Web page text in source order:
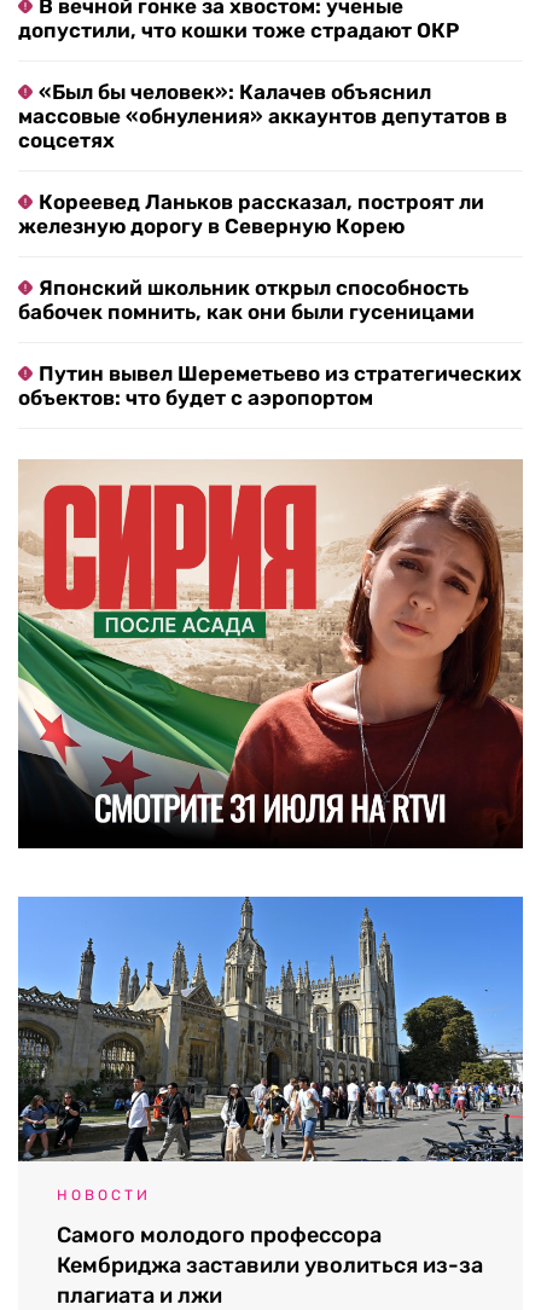
В вечной гонке за хвостом: ученые
допустили, что кошки тоже страдают ОКР
«Был бы человек»: Калачев объяснил
массовые «обнуления» аккаунтов депутатов в
соцсетях
Кореевед Ланьков рассказал, построят ли
железную дорогу в Северную Корею
Японский школьник открыл способность
бабочек помнить, как они были гусеницами
Путин вывел Шереметьево из стратегических
объектов: что будет с аэропортом
НОВОСТИ
Самого молодого профессора
Кембриджа заставили уволиться из-за
плагиата и лжи